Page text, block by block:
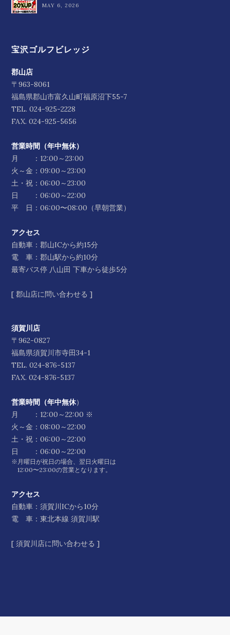
MAY 6, 2026
宝沢ゴルフビレッジ
郡山店
〒963-8061
福島県郡山市富久山町福原沼下55-7
TEL.024-925-2228
FAX. 024-925-5656
営業時間（年中無休）
月 ：12:00～23:00
火～金：09:00～23:00
土・祝：06:00～23:00
日 ：06:00～22:00
平 日：06:00〜08:00（早朝営業）
アクセス
自動車：郡山ICから約15分
電 車：郡山駅から約10分
最寄バス停 八山田 下車から徒歩5分
[郡山店に問い合わせる ]
須賀川店
〒962-0827
福島県須賀川市寺田34-1
TEL.024-876-5137
FAX. 024-876-5137
営業時間（年中無休）
月 ：12:00～22:00 ※
火～金：08:00～22:00
土・祝：06:00～22:00
日 ：06:00～22:00
※月曜日が祝日の場合、翌日火曜日は
12:00〜23:00の営業となります。
アクセス
自動車：須賀川ICから10分
電 車：東北本線 須賀川駅
[須賀川店に問い合わせる ]